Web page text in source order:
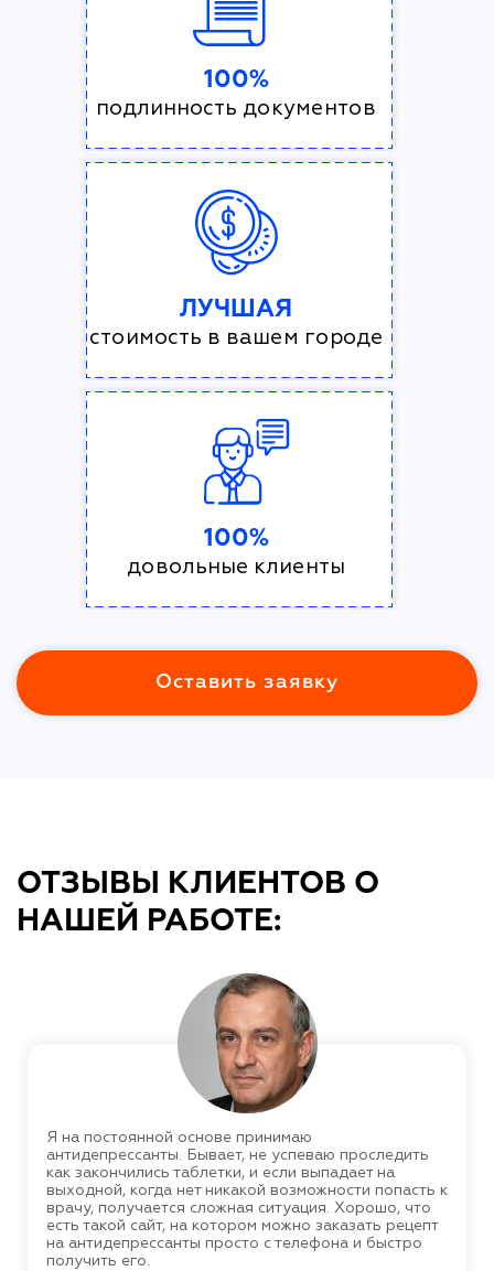
100%
подлинность документов
ЛУЧШАЯ
стоимость в вашем городе
100%
довольные клиенты
Оставить заявку
ОТЗЫВЫ КЛИЕНТОВ О
НАШЕЙ РАБОТЕ:
Я на постоянной основе принимаю
антидепрессанты. Бывает, не успеваю проследить
как закончились таблетки, и если выпадает на
выходной, когда нет никакой возможности попасть к
врачу, получается сложная ситуация. Хорошо, что
есть такой сайт, на котором можно заказать рецепт
на антидепрессанты просто с телефона и быстро
получить его.